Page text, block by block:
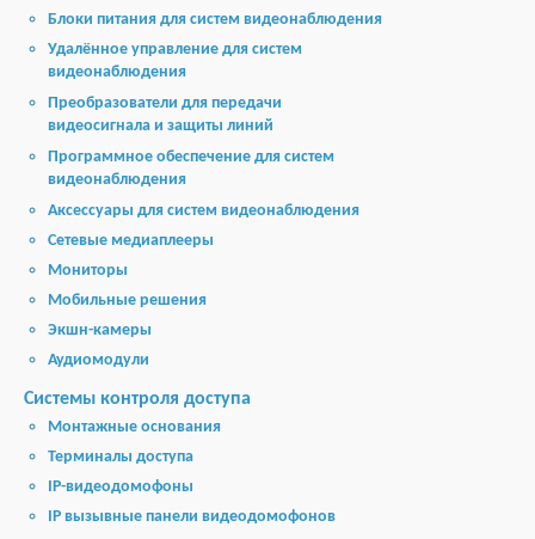
Блоки питания для систем видеонаблюдения
Удалённое управление для систем
видеонаблюдения
Преобразователи для передачи
видеосигнала и защиты линий
Программное обеспечение для систем
видеонаблюдения
Аксессуары для систем видеонаблюдения
Сетевые медиаплееры
Мониторы
Мобильные решения
Экшн-камеры
Аудиомодули
Системы контроля доступа
Монтажные основания
Терминалы доступа
IP-видеодомофоны
IP вызывные панели видеодомофонов